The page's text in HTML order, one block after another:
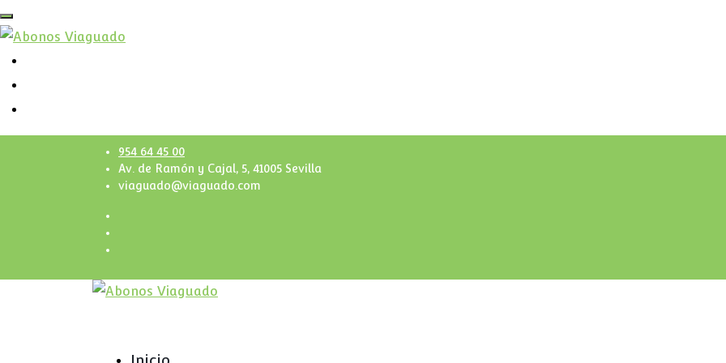
954 64 45 00
Av. de Ramón y Cajal, 5, 41005 Sevilla
viaguado@viaguado.com